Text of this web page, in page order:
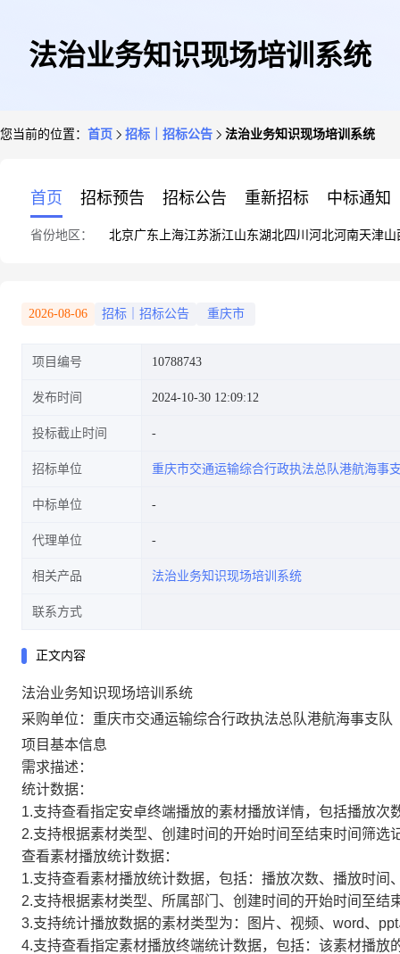
法治业务知识现场培训系统
您当前的位置： 首页 招标｜招标公告 法治业务知识现场培训系统
首页 招标预告 招标公告 重新招标 中标通知
省份地区： 北京广东 上海江苏浙江山东湖北四川 河北河南天津山
2026-08-06 招标｜招标公告 重庆市
项目编号 10788743
发布时间 2024-10-30 12:09:12
投标截止时间
招标单位 重庆市交通运输综合行政执法总队港航海事
中标单位
代理单位
相关产品 法治业务知识现场培训系统
联系方式
正文内容
法治业务知识现场培训系统
采购单位：重庆市交通运输综合行政执法总队港航海事支队
项目基本信息
需求描述：
统计数据：
1.支持查看指定安卓终端播放的素材播放详情，包括播放次
2.支持根据素材类型、创建时间的开始时间至结束时间筛选
查看素材播放统计数据：
1.支持查看素材播放统计数据，包括：播放次数、播放时间
2.支持根据素材类型、所属部门、创建时间的开始时间至结
3.支持统计播放数据的素材类型为：图片、视频、word、
4.支持查看指定素材播放终端统计数据，包括：该素材播放